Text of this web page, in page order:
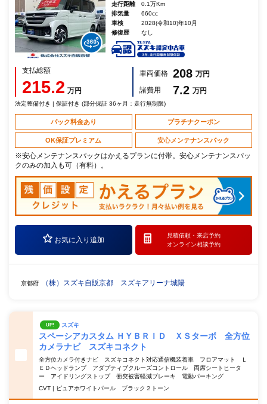
走行距離
0.1万Km
排気量
660cc
車検
2028(令和10)年10月
修復歴
なし
支払総額
215.2 万円
車両価格 208 万円
諸費用
7.2 万円
法定整備付き | 保証付き (部分保証 36ヶ月：走行無制限)
パック料金あり プラチナクーポン
OK保証プレミアム 安心メンテナンスパック
※安心メンテナンスパックはかえるプランに付帯。安心メンテナンスパッ
クのみの加入も可（有料）。
お気に入り追加
見積依頼・ 来店予約
オンライン相談予約
京都府 （株）スズキ自販京都 スズキアリーナ城陽
UP! スズキ
スペーシアカスタム ＨＹＢＲＩＤ ＸＳターボ 全方位
カメラナビ スズキコネクト
全方位カメラ付きナビ スズキコネクト対応通信機装着車 フロアマット Ｌ
ＥＤヘッドランプ アダプティブクルーズコントロール 両席シートヒータ
ー アイドリングストップ 衝突被害軽減ブレーキ 電動パーキング
CVT | ピュアホワイトパール ブラック２トーン